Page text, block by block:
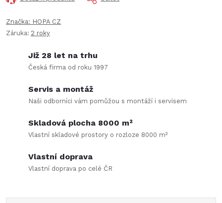
Značka: HOPA CZ
Záruka: 2 roky
Již 28 let na trhu
Česká firma od roku 1997
Servis a montáž
Naši odborníci vám pomůžou s montáží i servisem
Skladová plocha 8000 m²
Vlastní skladové prostory o rozloze 8000 m²
Vlastní doprava
Vlastní doprava po celé ČR